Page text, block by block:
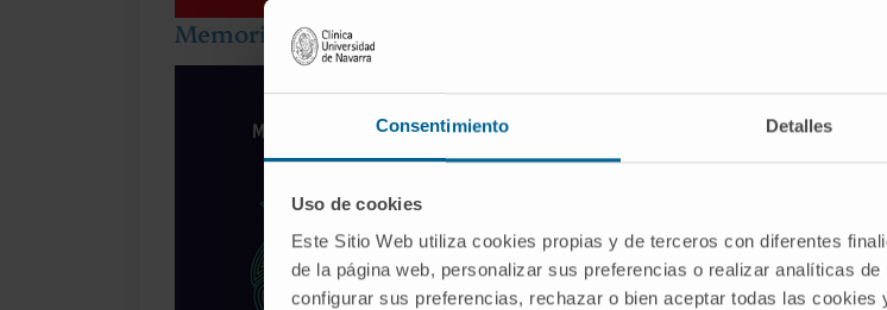
Consentimiento Detalles
Uso de cookies
Este Sitio Web utiliza cookies propias y de terceros con diferentes
de la página web, personalizar sus preferencias o realizar analíticas
configurar sus preferencias, rechazar o bien aceptar todas las
Memoria 2022-23